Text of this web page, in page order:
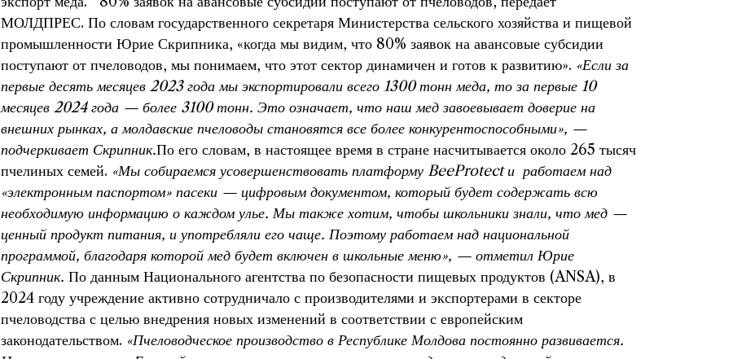
МОЛДПРЕС. По словам государственного секретаря Министерства сельского хозяйства и пищевой
промышленности Юрие Скрипника, «когда мы видим, что 80% заявок на авансовые субсидии
поступают от пчеловодов, мы понимаем, что этот сектор динамичен и готов к развитию». «Если за
первые десять месяцев 2023 года мы экспортировали всего 1300 тонн меда, то за первые 10
месяцев 2024 года — более 3100 тонн. Это означает, что наш мед завоевывает доверие на
внешних рынках, а молдавские пчеловоды становятся все более конкурентоспособными», —
подчеркивает Скрипник.По его словам, в настоящее время в стране насчитывается около 265 тысяч
пчелиных семей. «Мы собираемся усовершенствовать платформу BeeProtect и работаем над
«электронным паспортом» пасеки — цифровым документом, который будет содержать всю
необходимую информацию о каждом улье. Мы также хотим, чтобы школьники знали, что мед —
ценный продукт питания, и употребляли его чаще. Поэтому работаем над национальной
программой, благодаря которой мед будет включен в школьные меню», — отметил Юрие
Скрипник. По данным Национального агентства по безопасности пищевых продуктов (ANSA), в
2024 году учреждение активно сотрудничало с производителями и экспортерами в секторе
пчеловодства с целью внедрения новых изменений в соответствии с европейским
законодательством. «Пчеловодческое производство в Республике Молдова постоянно развивается.